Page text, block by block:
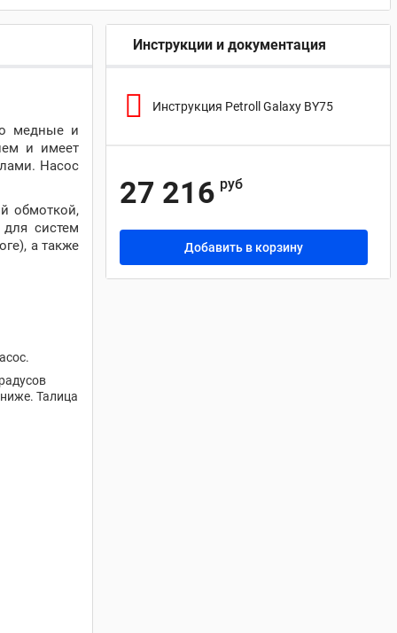
медные и
и имеет
Насос
обмоткой,
систем
а также
Талица
Инструкции и документация
Инструкция Petroll Galaxy BY75
27 216 руб
Добавить в корзину